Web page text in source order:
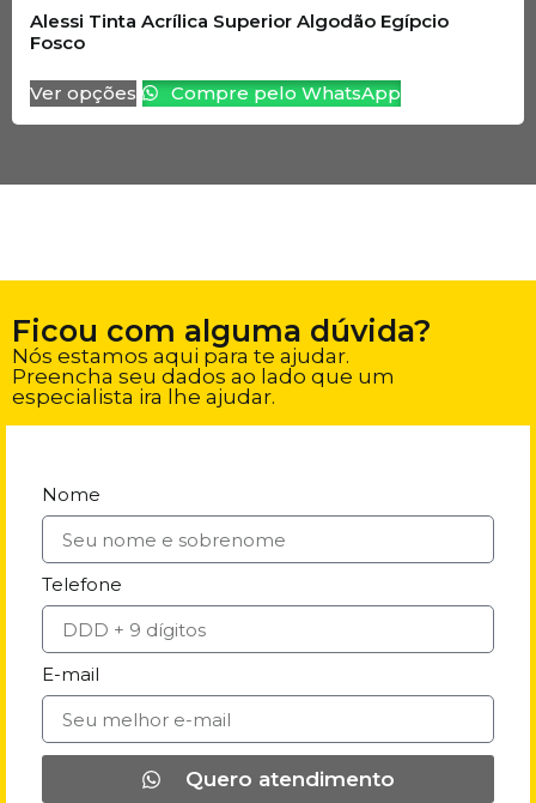
Alessi Tinta Acrílica Superior Algodão Egípcio
Fosco
Ver opções Compre pelo WhatsApp
Ficou com alguma dúvida?
Nós estamos aqui para te ajudar.
Preencha seu dados ao lado que um
especialista ira lhe ajudar.
Nome
Telefone
E-mail
Quero atendimento